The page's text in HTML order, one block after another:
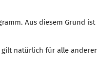
Aus diesem Grund ist
gilt natürlich für alle